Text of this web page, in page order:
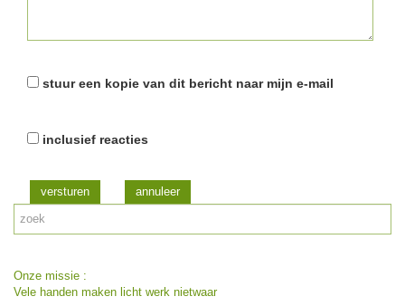
stuur een kopie van dit bericht naar mijn e-mail
inclusief reacties
versturen
Onze missie :
Vele handen maken licht werk nietwaar